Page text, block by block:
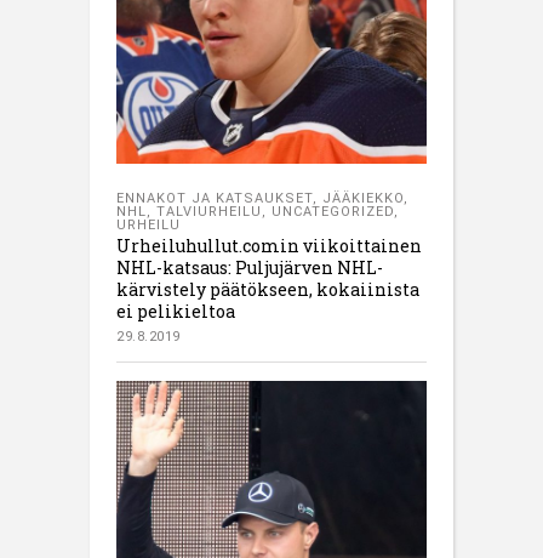
ENNAKOT JA KATSAUKSET, JÄÄKIEKKO,
NHL, TALVIURHEILU , UNCATEGORIZED,
URHEILU
Urheiluhullut.comin viikoittainen
NHL-katsaus: Puljujärven NHL-
kärvistely päätökseen, kokaiinista
ei pelikieltoa
29.8.2019